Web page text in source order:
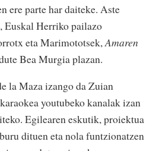
ere parte har daiteke. Aste
Euskal Herriko pailazo
eta Marimototsek,Amaren
Bea Murgia plazan.
la Maza izango da Zuian
youtubeko kanalak izan
Egilearen eskutik, proiektua
dituen eta nola funtzionatzen